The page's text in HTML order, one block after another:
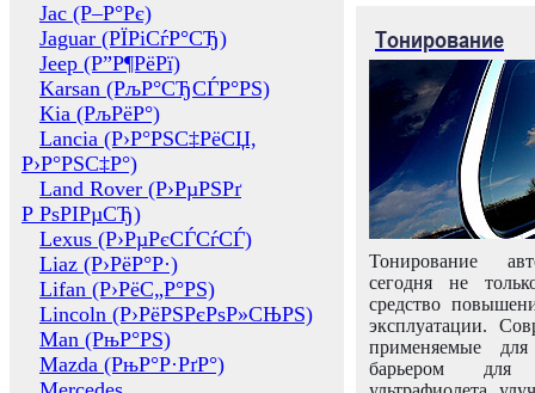
Jac (Р–Р°Рє)
Jaguar (РЇРіСѓР°СЂ)
Jeep (Р”Р¶РёРї)
Karsan (РљР°СЂСЃР°РЅ)
Kia (РљРёР°)
Lancia (Р›Р°РЅС‡РёСЏ,
Р›Р°РЅС‡Р°)
Land Rover (Р›РµРЅРґ
Р РѕРІРµСЂ)
Lexus (Р›РµРєСЃСѓСЃ)
Liaz (Р›РёР°Р·)
Lifan (Р›РёС„Р°РЅ)
Lincoln (Р›РёРЅРєРѕР»СЊРЅ)
Man (РњР°РЅ)
Mazda (РњР°Р·РґР°)
Тонирование
Тонирование
сегодня не
средство
эксплуатации.
применяемые
барьером для